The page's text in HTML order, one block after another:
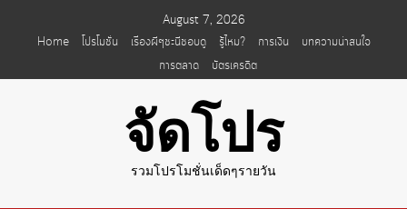
August 7, 2026
Home
โปรโมชั่น เรื่องผีๆชะนีชอบดู รู้ไหม? การเงิน
บทความน่าสนใจ
การตลาด
บัตรเครดิต
จัดโปร
รวมโปรโมชั่นเด็ดๆรายวัน